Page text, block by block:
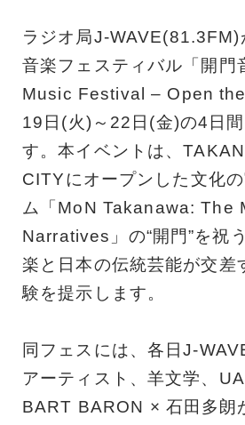
ラジオ局J-
音楽フェスティバル「開門
Music Festival – Open
19日(火)～22日(金)の4日
す。本イベントは、
CITYにオープンした文化
ム「MoN Takanawa: The
Narratives」の“開門”を祝
楽と日本の伝統芸能が交差
験を提示します。
同フェスには、各日J-
アーティスト、羊文学、
BART BARON × 石田多朗